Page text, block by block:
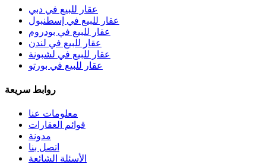
عقار للبيع في دبي
عقار للبيع في إسطنبول
عقار للبيع في بودروم
عقار للبيع في لندن
عقار للبيع في لشبونة
عقار للبيع في بورتو
روابط سريعة
معلومات عنا
قوائم العقارات
مدونة
اتصل بنا
الأسئلة الشائعة